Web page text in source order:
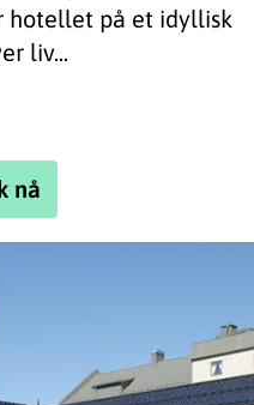
hotellet på et idyllisk
liv...
nå